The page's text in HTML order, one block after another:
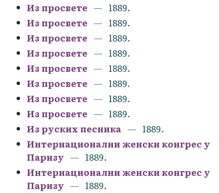
Из просвете
1889.
Из просвете
1889.
Из просвете
1889.
Из просвете
1889.
Из просвете
1889.
Из просвете
1889.
Из просвете
1889.
Из просвете
1889.
Из руских песника
1889.
Интернационални женски конгрес у
Паризу
1889.
Интернационални женски конгрес у
Паризу
1889.